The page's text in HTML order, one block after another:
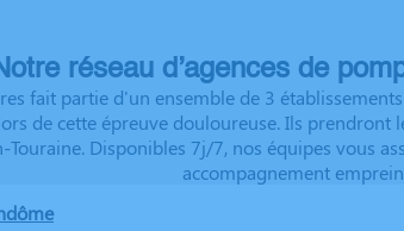
réseau d’agences de
fait partie d'un ensemble de 3
de cette épreuve douloureuse. Ils
Disponibles 7j/7, nos équipes vous
accompagnement